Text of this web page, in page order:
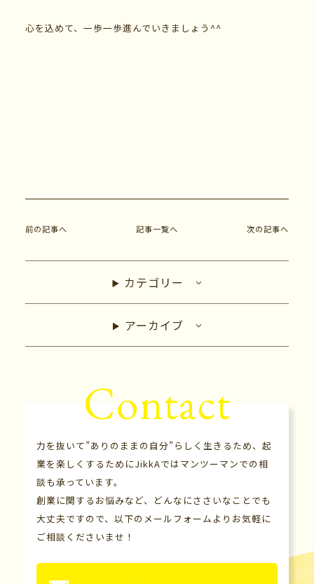
心を込めて、一歩一歩進んでいきましょう^^
前の記事へ 記事一覧へ 次の記事へ
カテゴリー
アーカイブ
Contact
力を抜いて”ありのままの自分”らしく生きるため、起
業を楽しくするためにJikkAではマンツーマンでの相
談も承っています。
創業に関するお悩みなど、どんなにささいなことでも
大丈夫ですので、以下のメールフォームよりお気軽に
ご相談くださいませ！